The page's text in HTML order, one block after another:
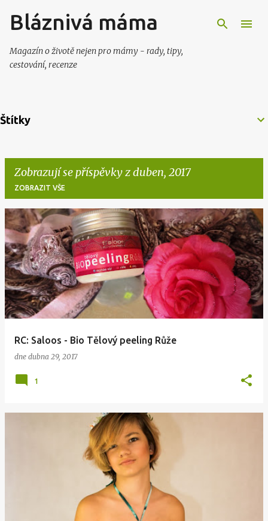
Přeskočit na hlavní obsah
Bláznivá máma
Magazín o životě nejen pro mámy - rady, tipy,
cestování, recenze
Štítky
Zobrazují se příspěvky z duben, 2017
ZOBRAZIT VŠE
P
ř
s
p
ě
RC: Saloos - Bio Tělový peeling Růže
dne dubna 29, 2017
1